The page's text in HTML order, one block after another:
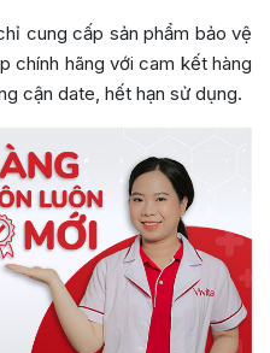
cung cấp sản phẩm bảo vệ
chính hãng với cam kết hàng
cận date, hết hạn sử dụng.